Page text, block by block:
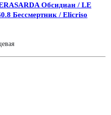
Обсидиан / LE
Бессмертник / Elicriso